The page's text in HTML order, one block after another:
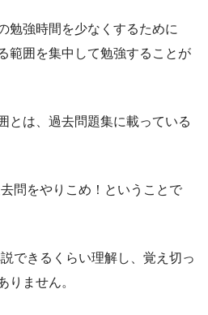
勉強時間を少なくするために
範囲を集中して勉強することが
とは、過去問題集に載っている
問をやりこめ！ということで
できるくらい理解し、覚え切っ
りません。